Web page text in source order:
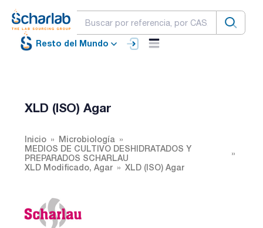
Resto del Mundo
XLD (ISO) Agar
Inicio
Microbiología
MEDIOS DE CULTIVO DESHIDRATADOS Y
PREPARADOS SCHARLAU
XLD Modificado, Agar
XLD (ISO) Agar